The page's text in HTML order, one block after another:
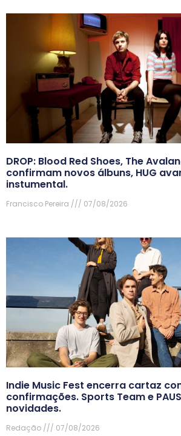
DROP: Blood Red Shoes, The
confirmam novos álbuns, HUG
instumental.
Francisco Pereira 07/08/2026
Indie Music Fest encerra cartaz
confirmações. Sports Team e
novidades.
Redação 07/08/2026